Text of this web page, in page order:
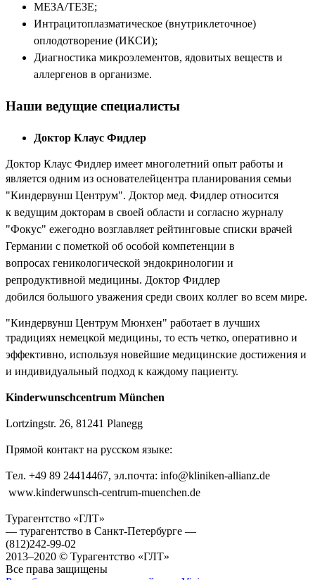
МЕЗА/ТЕЗЕ;
Интрацитоплазматическое (внутриклеточное)
оплодотворение (ИКСИ);
Диагностика микроэлементов, ядовитых веществ и
аллергенов в организме.
Наши ведущие специалисты
Доктор Клаус Фидлер
Доктор Клаус Фидлер имеет многолетний опыт работы и
является одним из основателейцентра планирования семьи
"Киндервунш Центрум". Доктор мед. Фидлер относится
к ведущим докторам в своей области и согласно журналу
"Фокус" ежегодно возглавляет рейтинговые списки врачей
Германии с пометкой об особой компетенции в
вопросах геникологической эндокринологии и
репродуктивной медицины. Доктор Фидлер
добился большого уважeния среди своих коллег во всем мире.
"Киндервунш Центрум Мюнхен" работает в лучших
традициях немецкой медицины, то есть четко, оперативно и
эффективно, используя новейшие медицинские достижения и
и индивидуальный подход к каждому пациенту.
Kinderwunschcentrum München
Lortzingstr. 26, 81241 Planegg
Прямой контакт на русском языке:
Tел. +49 89 24414467, эл.почта: info@kliniken-allianz.de
www.kinderwunsch-centrum-muenchen.de
Турагентство «ГЛТ»
— турагентство в Санкт-Петербурге —
(812)242-99-02
2013–2020 © Турагентство «ГЛТ»
Все права защищены